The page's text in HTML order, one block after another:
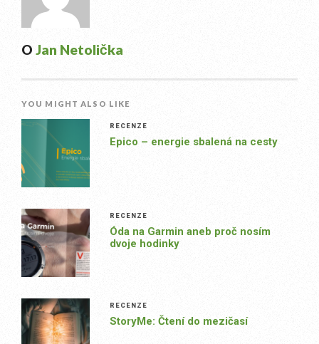
O Jan Netolička
YOU MIGHT ALSO LIKE
RECENZE
Epico – energie sbalená na cesty
RECENZE
Óda na Garmin aneb proč nosím
dvoje hodinky
RECENZE
StoryMe: Čtení do mezičasí